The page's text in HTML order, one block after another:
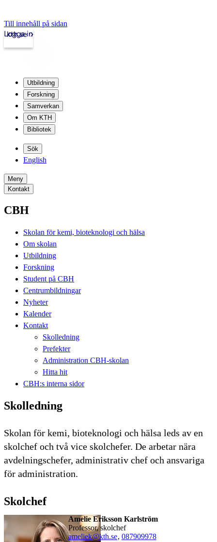
Till innehåll på sidan
kth.se
Logga in
Utbildning
Forskning
Samverkan
Om KTH
Bibliotek
Sök
English
Meny
Kontakt
CBH
Skolan för kemi, bioteknologi och hälsa
Om skolan
Utbildning
Forskning
Student på CBH
Centrumbildningar
Nyheter
Kalender
Kontakt
Skolledning
Prefekter
Administration CBH-skolan
Hitta hit
CBH:s interna sidor
Skolledning
Skolan för kemi, bioteknologi och hälsa leds av en
skolchef och två vice skolchefer. De arbetar nära
avdelningschefer, administrativ chef och ansvariga
för administration.
Skolchef
Amelie Eriksson Karlström
professor, skolchef
ameliek@kth.se, 087909978